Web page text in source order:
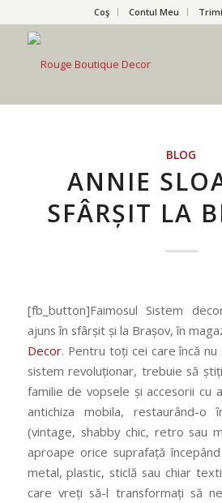
Coş Contul Meu
BLOG
ANNIE
SFÂRȘIT LA
[fb_button]Faimosul Sistem
ajuns în sfârșit și la Brașov, în
Decor. Pentru toți cei care încă
sistem revoluționar, trebuie să
familie de vopsele și accesorii cu
antichiza mobila, restaurând-
(vintage, shabby chic, retro sau
aproape orice suprafață
metal, plastic, sticlă sau chiar
care vreți să-l transformați să